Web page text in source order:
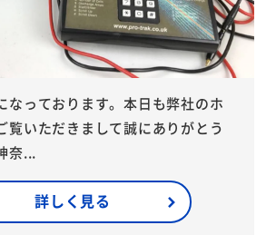
なっております。本日も弊社のホ
覧いただきまして誠にありがとう
奈...
詳しく見る